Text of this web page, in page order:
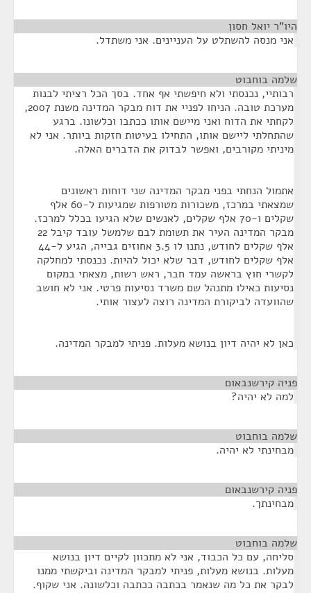
היו"ר יואל חסון
אני מנסה להשתלט על העניינים. אני משתדל.
שלמה בוחבוט
רבותיי, נכנסתי ולא חיפשתי אף אחד. בסך הכל רציתי לבנות
מערכת טובה. הניחו לפניי את דוח מבקר המדינה משנת 2007,
לקחתי את הדוח ואני מיישם אותו ככתבו וכלשונו. ברגע
שהתחלתי ליישם אותו, התחילו בעיטות חזקות ביותר. אני לא
מיניתי מקורבים, ואפשר לבדוק את הדברים האלה.
אתמול הנחתי בפני מבקר המדינה שני דוחות ראשונים
שמצאתי במרכז, משכורות מטורפות שמגיעות ל-60 אלף
שקלים ו-70 אלף שקלים, לאנשים שלא הגיעו בכלל למרכז.
מבקר המדינה העיר את תשומת לבם שלמשל עובד קיבל 22
אלף שקלים לחודש, נתנו לו 3.5 אחוזים גבייה, הגיע ל-44
אלף שקלים לחודש, דבר שלא יכול להיות. נכנסתי למחלקה
לקשרי חוץ בראשה עמד חבר, ראש רשות, מצאתי במקום
נסיעות כאילו מתנהל שם משרד נסיעות פרטי. אני לא חושב
שהוועדה לביקורת המדינה רוצה לעצור אותי.
כאן לא יהיה דיון בנושא מעלות. פניתי למבקר המדינה.
פניה קירשנבאום
למה לא יהיה?
שלמה בוחבוט
מבחינתי לא יהיה.
פניה קירשנבאום
מבחינתך.
שלמה בוחבוט
סליחה, עם כל הכבוד, אני לא מתכוון לקיים דיון בנושא
מעלות. בנושא מעלות, פניתי למבקר המדינה וביקשתי ממנו
לבקר את כל מה שנאמר בכתבה ככתבה וכלשונה. אני שקוף.